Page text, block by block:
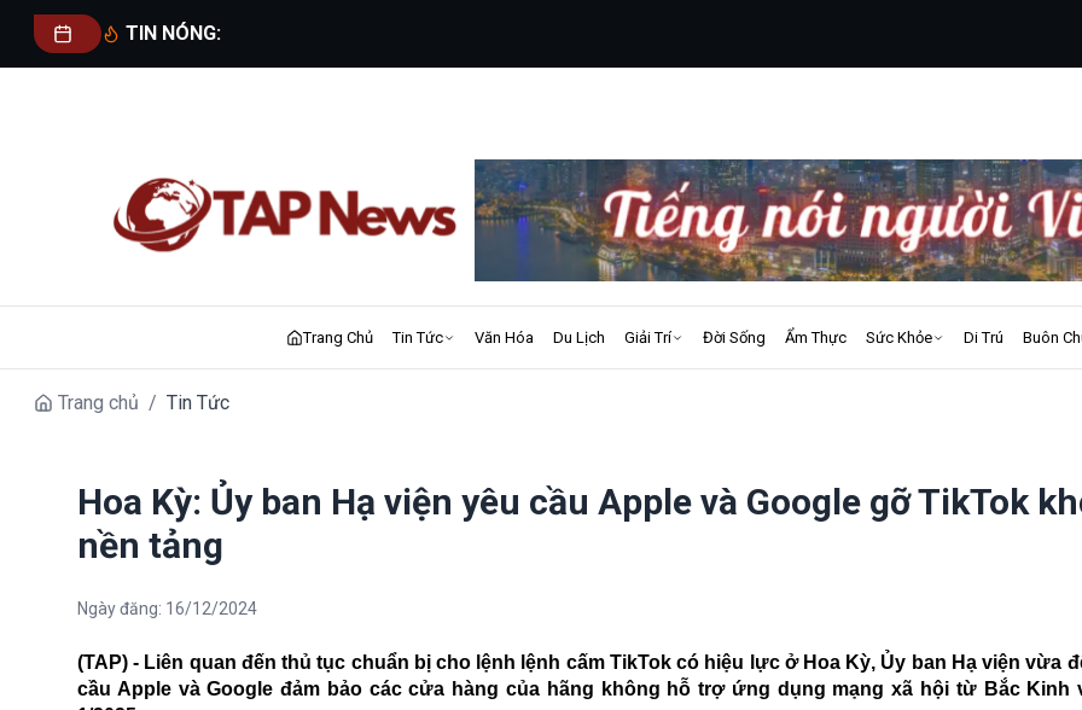
TIN NÓNG:
Trang Chủ Tin Tức Văn Hóa Du Lịch Giải Trí Đời Sống Ẩm Thực Sức Khỏe Di Trú Buôn
Trang chủ / Tin Tức
Hoa Kỳ: Ủy ban Hạ viện yêu cầu Apple và Google gỡ TikTok
nền tảng
Ngày đăng: 16/12/2024
(TAP) - Liên quan đến thủ tục chuẩn bị cho lệnh lệnh cấm TikTok có hiệu lực ở Hoa Kỳ, Ủy ban Hạ viện vừa
cầu Apple và Google đảm bảo các cửa hàng của hãng không hỗ trợ ứng dụng mạng xã hội từ Bắc Kinh